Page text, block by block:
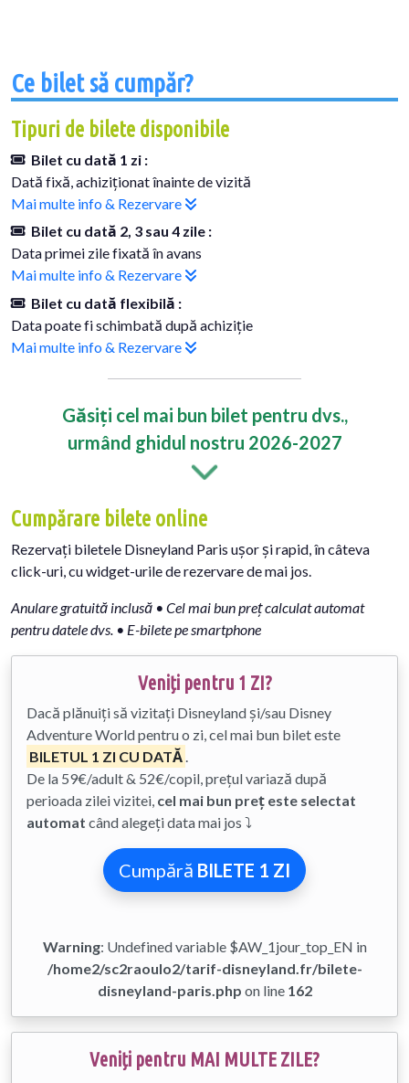
Ce bilet să cumpăr?
Tipuri de bilete disponibile
Bilet cu dată 1 zi :
Dată fixă, achiziționat înainte de vizită
Mai multe info & Rezervare
Bilet cu dată 2, 3 sau 4 zile :
Data primei zile fixată în avans
Mai multe info & Rezervare
Bilet cu dată flexibilă :
Data poate fi schimbată după achiziție
Mai multe info & Rezervare
Găsiți cel mai bun bilet pentru dvs.,
urmând ghidul nostru 2026-2027
Cumpărare bilete online
Rezervați biletele Disneyland Paris ușor și rapid, în câteva
click-uri, cu widget-urile de rezervare de mai jos.
Anulare gratuită inclusă • Cel mai bun preț calculat automat
pentru datele dvs. • E-bilete pe smartphone
Veniți pentru 1 ZI?
Dacă plănuiți să vizitați Disneyland și/sau Disney
Adventure World pentru o zi, cel mai bun bilet este
BILETUL 1 ZI CU DATĂ .
De la 59€/adult & 52€/copil, prețul variază după
perioada zilei vizitei, cel mai bun preț este selectat
automat când alegeți data mai jos ⤵
Cumpără BILETE 1 ZI
Warning: Undefined variable $AW_1jour_top_EN in
/home2/sc2raoulo2/tarif-disneyland.fr/bilete-
disneyland-paris.php on line 162
Veniți pentru MAI MULTE ZILE?